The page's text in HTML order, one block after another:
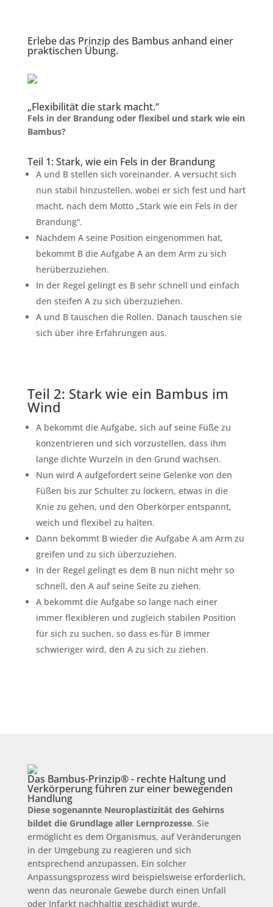
Erlebe das Prinzip des Bambus anhand einer
praktischen Übung.
„Flexibilität die stark macht.“
Fels in der Brandung oder flexibel und stark wie ein
Bambus?
Teil 1: Stark, wie ein Fels in der Brandung
A und B stellen sich voreinander. A versucht sich
nun stabil hinzustellen, wobei er sich fest und hart
macht, nach dem Motto „Stark wie ein Fels in der
Brandung“.
Nachdem A seine Position eingenommen hat,
bekommt B die Aufgabe A an dem Arm zu sich
herüberzuziehen.
In der Regel gelingt es B sehr schnell und einfach
den steifen A zu sich überzuziehen.
A und B tauschen die Rollen. Danach tauschen sie
sich über ihre Erfahrungen aus.
Teil 2: Stark wie ein Bambus im
Wind
A bekommt die Aufgabe, sich auf seine Füße zu
konzentrieren und sich vorzustellen, dass ihm
lange dichte Wurzeln in den Grund wachsen.
Nun wird A aufgefordert seine Gelenke von den
Füßen bis zur Schulter zu lockern, etwas in die
Knie zu gehen, und den Oberkörper entspannt,
weich und flexibel zu halten.
Dann bekommt B wieder die Aufgabe A am Arm zu
greifen und zu sich überzuziehen.
In der Regel gelingt es dem B nun nicht mehr so
schnell, den A auf seine Seite zu ziehen.
A bekommt die Aufgabe so lange nach einer
immer flexibleren und zugleich stabilen Position
für sich zu suchen, so dass es für B immer
schwieriger wird, den A zu sich zu ziehen.
Das Bambus-Prinzip® - rechte Haltung und
Verkörperung führen zur einer bewegenden
Handlung
Diese sogenannte Neuroplastizität des Gehirns
bildet die Grundlage aller Lernprozesse. Sie
ermöglicht es dem Organismus, auf Veränderungen
in der Umgebung zu reagieren und sich
entsprechend anzupassen. Ein solcher
Anpassungsprozess wird beispielsweise erforderlich,
wenn das neuronale Gewebe durch einen Unfall
oder Infarkt nachhaltig geschädigt wurde.